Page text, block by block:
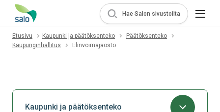
Hae Salon sivustoilta
Etusivu Kaupunki ja päätöksenteko
Päätöksenteko
Kaupunginhallitus
Elinvoimajaosto
Kaupunki ja päätöksenteko